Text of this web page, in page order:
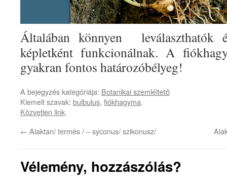
Általában könnyen leválaszthatók
képletként funkcionálnak. A
gyakran fontos határozóbélyeg!
A bejegyzés kategóriája: Botanikai szemléltető
Kiemelt szavak: bulbulus, fiókhagyma.
Közvetlen link.
← Alaktan/ termés / – syconus/ szikonusz/
Vélemény, hozzászólás?